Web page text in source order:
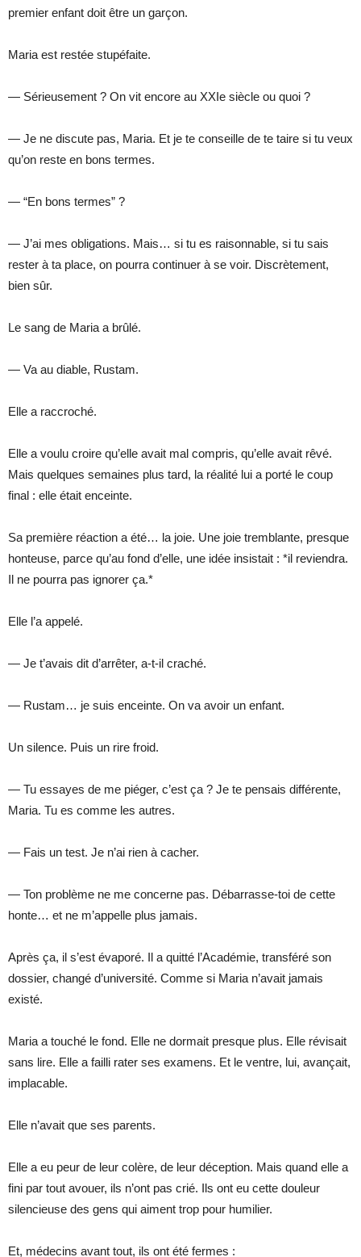
premier enfant doit être un garçon.
Maria est restée stupéfaite.
— Sérieusement ? On vit encore au XXIe siècle ou quoi ?
— Je ne discute pas, Maria. Et je te conseille de te taire si tu veux
qu’on reste en bons termes.
— “En bons termes” ?
— J’ai mes obligations. Mais… si tu es raisonnable, si tu sais
rester à ta place, on pourra continuer à se voir. Discrètement,
bien sûr.
Le sang de Maria a brûlé.
— Va au diable, Rustam.
Elle a raccroché.
Elle a voulu croire qu’elle avait mal compris, qu’elle avait rêvé.
Mais quelques semaines plus tard, la réalité lui a porté le coup
final : elle était enceinte.
Sa première réaction a été… la joie. Une joie tremblante, presque
honteuse, parce qu’au fond d’elle, une idée insistait : *il reviendra.
Il ne pourra pas ignorer ça.*
Elle l’a appelé.
— Je t’avais dit d’arrêter, a-t-il craché.
— Rustam… je suis enceinte. On va avoir un enfant.
Un silence. Puis un rire froid.
— Tu essayes de me piéger, c’est ça ? Je te pensais différente,
Maria. Tu es comme les autres.
— Fais un test. Je n’ai rien à cacher.
— Ton problème ne me concerne pas. Débarrasse-toi de cette
honte… et ne m’appelle plus jamais.
Après ça, il s’est évaporé. Il a quitté l’Académie, transféré son
dossier, changé d’université. Comme si Maria n’avait jamais
existé.
Maria a touché le fond. Elle ne dormait presque plus. Elle révisait
sans lire. Elle a failli rater ses examens. Et le ventre, lui, avançait,
implacable.
Elle n’avait que ses parents.
Elle a eu peur de leur colère, de leur déception. Mais quand elle a
fini par tout avouer, ils n’ont pas crié. Ils ont eu cette douleur
silencieuse des gens qui aiment trop pour humilier.
Et, médecins avant tout, ils ont été fermes :